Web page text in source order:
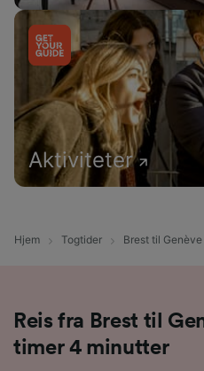
Aktiviteter
Hjem Togtider Brest til Genève
Reis fra Brest til
timer 4 minutter